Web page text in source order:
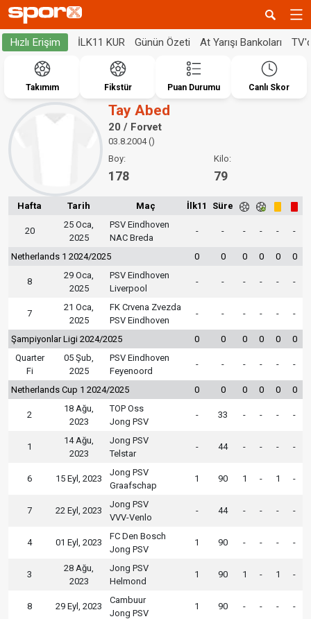
Hızlı Erişim İLK11 KUR Günün Özeti At Yarışı Bankoları
Takımım Fikstür Puan Durumu Canlı Skor
Tay Abed
20 / Forvet
03.8.2004 ()
Boy:
178
Kilo:
79
Hafta Tarih Maç İlk11 Süre
20
25 Oca,
2025
PSV Eindhoven
NAC Breda
- - - - - -
Netherlands 1 2024/2025 0 0 0 0 0 0
8
29 Oca,
2025
PSV Eindhoven
Liverpool
- - - - - -
7
21 Oca,
2025
FK Crvena Zvezda
PSV Eindhoven
- - - - - -
Şampiyonlar Ligi 2024/2025 0 0 0 0 0
0
Quarter
Fi
05 Şub,
2025
PSV Eindhoven
Feyenoord
- - - - - -
Netherlands Cup 1 2024/2025 0 0 0 0 0 0
2
18 Ağu,
2023
TOP Oss
Jong PSV
- 33 - - - -
1
14 Ağu,
2023
Jong PSV
Telstar
- 44 - - - -
6 15 Eyl, 2023
Jong PSV
Graafschap
1 90 1 - 1 -
7 22 Eyl, 2023
Jong PSV
VVV-Venlo
- 44 - - - -
4 01 Eyl, 2023
FC Den Bosch
Jong PSV
1 90 - - - -
3
28 Ağu,
2023
Jong PSV
Helmond
1 90 1 - 1 -
8 29 Eyl, 2023
Cambuur
Jong PSV
1 90 - - - -